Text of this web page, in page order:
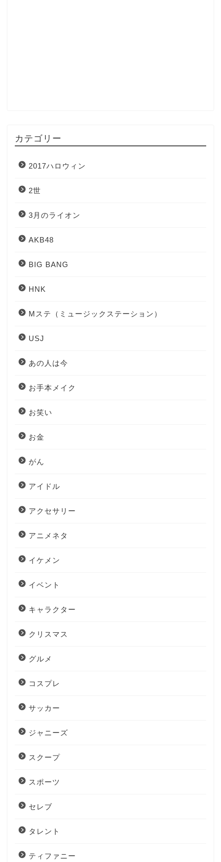
カテゴリー
2017ハロウィン
2世
3月のライオン
AKB48
BIG BANG
HNK
Mステ（ミュージックステーション）
USJ
あの人は今
お手本メイク
お笑い
お金
がん
アイドル
アクセサリー
アニメネタ
イケメン
イベント
キャラクター
クリスマス
グルメ
コスプレ
サッカー
ジャニーズ
スクープ
スポーツ
セレブ
タレント
ティファニー